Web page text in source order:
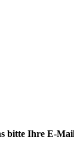
bitte Ihre E-